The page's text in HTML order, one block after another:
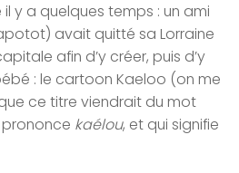
y a quelques temps : un ami
avait quitté sa Lorraine
afin d’y créer, puis d’y
: le cartoon Kaeloo (on me
ce titre viendrait du mot
prononce kaélou, et qui signifie